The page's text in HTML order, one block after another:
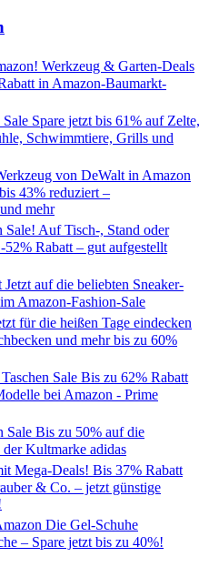
Werkzeug & Garten-Deals
in Amazon-Baumarkt-
Spare jetzt bis 61% auf Zelte,
Schwimmtiere, Grills und
von DeWalt in Amazon
43% reduziert –
mehr
Sale! Auf Tisch-, Stand oder
Rabatt – gut aufgestellt
Jetzt auf die beliebten Sneaker-
Amazon-Fashion-Sale
für die heißen Tage eindecken
und mehr bis zu 60%
Sale Bis zu 62% Rabatt
bei Amazon - Prime
Sale Bis zu 50% auf die
der Kultmarke adidas
Mega-Deals! Bis 37% Rabatt
& Co. – jetzt günstige
Die Gel-Schuhe
– Spare jetzt bis zu 40%!